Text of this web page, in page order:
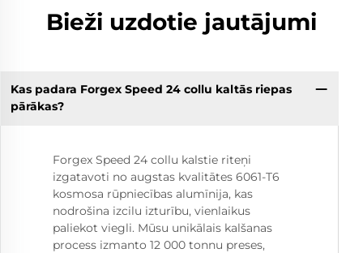
Bieži uzdotie jautājumi
Kas padara Forgex Speed 24 collu kaltās riepas
pārākas?
Forgex Speed 24 collu kalstie riteņi
izgatavoti no augstas kvalitātes 6061-T6
kosmosa rūpniecības alumīnija, kas
nodrošina izcilu izturību, vienlaikus
paliekot viegli. Mūsu unikālais kalšanas
process izmanto 12 000 tonnu preses,